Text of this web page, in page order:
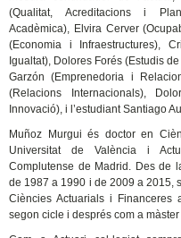
(Qualitat, Acreditacions i
Acadèmica), Elvira Cerver
(Economia i Infraestructures),
Igualtat), Dolores Forés (Estudis
Garzón (Emprenedoria i
(Relacions Internacionals),
Innovació), i l’estudiant Santiago
Muñoz Murgui és doctor en
Universitat de València i
Complutense de Madrid. Des de
de 1987 a 1990 i de 2009 a 2015,
Ciències Actuarials i
segon cicle i després com a